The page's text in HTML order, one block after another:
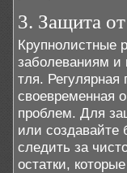
3. Защита
Крупнолистные
заболеваниям и
тля. Регулярная
своевременная
проблем. Для
или создавайте
следить за
остатки,